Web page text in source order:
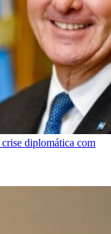
diplomática com